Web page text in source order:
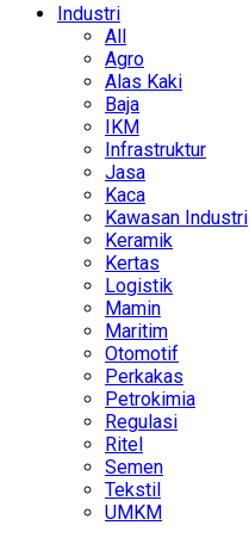
Industri
All
Agro
Alas Kaki
Baja
IKM
Infrastruktur
Jasa
Kaca
Kawasan Industri
Keramik
Kertas
Logistik
Mamin
Maritim
Otomotif
Perkakas
Petrokimia
Regulasi
Ritel
Semen
Tekstil
UMKM